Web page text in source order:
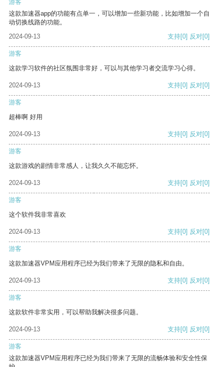
游客
这款加速器app的功能有点单一，可以增加一些新功能，比如增加一个自
动切换线路的功能。
2024-09-13
支持[0] 反对[0]
游客
这款学习软件的社区氛围非常好，可以与其他学习者交流学习心得。
2024-09-13 支持[0] 反对[0]
游客
超棒啊 好用
2024-09-13 支持[0] 反对[0]
游客
这款游戏的剧情非常感人，让我久久不能忘怀。
2024-09-13 支持[0] 反对[0]
游客
这个软件我非常喜欢
2024-09-13 支持[0] 反对[0]
游客
这款加速器VPM应用程序已经为我们带来了无限的隐私和自由。
2024-09-13 支持[0] 反对[0]
游客
这款软件非常实用，可以帮助我解决很多问题。
2024-09-13 支持[0] 反对[0]
游客
这款加速器VPM应用程序已经为我们带来了无限的流畅体验和安全性保